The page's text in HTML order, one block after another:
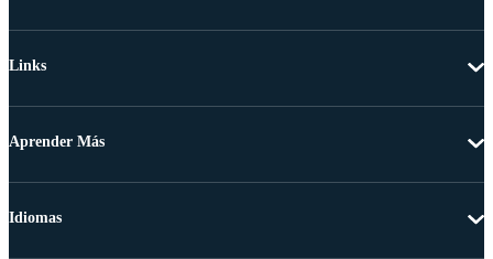
Links
Aprender Más
Idiomas